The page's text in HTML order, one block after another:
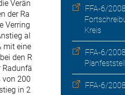
Verän
der Ra
Verring
al
mit eine
den R
Radunfä
von 200
in 2
FFA-6/
Kreis
FFA-6/
FFA-6/